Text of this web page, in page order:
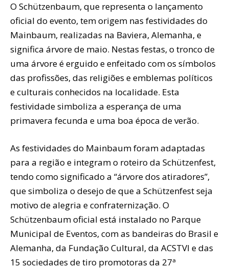
O Schützenbaum, que representa o lançamento
oficial do evento, tem origem nas festividades do
Mainbaum, realizadas na Baviera, Alemanha, e
significa árvore de maio. Nestas festas, o tronco de
uma árvore é erguido e enfeitado com os símbolos
das profissões, das religiões e emblemas políticos
e culturais conhecidos na localidade. Esta
festividade simboliza a esperança de uma
primavera fecunda e uma boa época de verão.
As festividades do Mainbaum foram adaptadas
para a região e integram o roteiro da Schützenfest,
tendo como significado a “árvore dos atiradores”,
que simboliza o desejo de que a Schützenfest seja
motivo de alegria e confraternização. O
Schützenbaum oficial está instalado no Parque
Municipal de Eventos, com as bandeiras do Brasil e
Alemanha, da Fundação Cultural, da ACSTVI e das
15 sociedades de tiro promotoras da 27ª